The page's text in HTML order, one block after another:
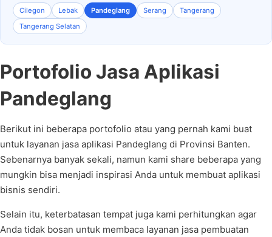
Cilegon Lebak Pandeglang Serang
Tangerang
Tangerang Selatan
Portofolio Jasa Aplikasi
Pandeglang
Berikut ini beberapa portofolio atau yang pernah kami buat
untuk layanan jasa aplikasi Pandeglang di Provinsi Banten.
Sebenarnya banyak sekali, namun kami share beberapa yang
mungkin bisa menjadi inspirasi Anda untuk membuat aplikasi
bisnis sendiri.
Selain itu, keterbatasan tempat juga kami perhitungkan agar
Anda tidak bosan untuk membaca layanan jasa pembuatan